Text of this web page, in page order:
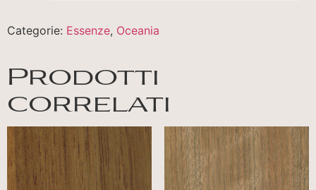
Categorie: Essenze, Oceania
Prodotti
correlati